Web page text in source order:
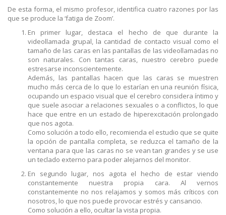
De esta forma, el mismo profesor, identifica cuatro razones por las
que se produce la ‘fatiga de Zoom’.
En primer lugar, destaca el hecho de que durante la
videollamada grupal, la cantidad de contacto visual como el
tamaño de las caras en las pantallas de las videollamadas no
son naturales. Con tantas caras, nuestro cerebro puede
estresarse inconscientemente.
Además, las pantallas hacen que las caras se muestren
mucho más cerca de lo que lo estarían en una reunión física,
ocupando un espacio visual que el cerebro considera íntimo y
que suele asociar a relaciones sexuales o a conflictos, lo que
hace que entre en un estado de hiperexcitación prolongado
que nos agota.
Como solución a todo ello, recomienda el estudio que se quite
la opción de pantalla completa, se reduzca el tamaño de la
ventana para que las caras no se vean tan grandes y se use
un teclado externo para poder alejarnos del monitor.
En segundo lugar, nos agota el hecho de estar viendo
constantemente nuestra propia cara. Al vernos
constantemente no nos relajamos y somos más críticos con
nosotros, lo que nos puede provocar estrés y cansancio.
Como solución a ello, ocultar la vista propia.